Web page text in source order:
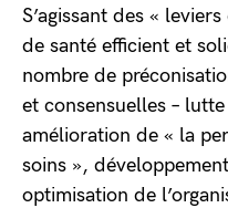
S’agissant des «
de santé efficient et
nombre de
et consensuelles –
amélioration de « la
soins »,
optimisation de